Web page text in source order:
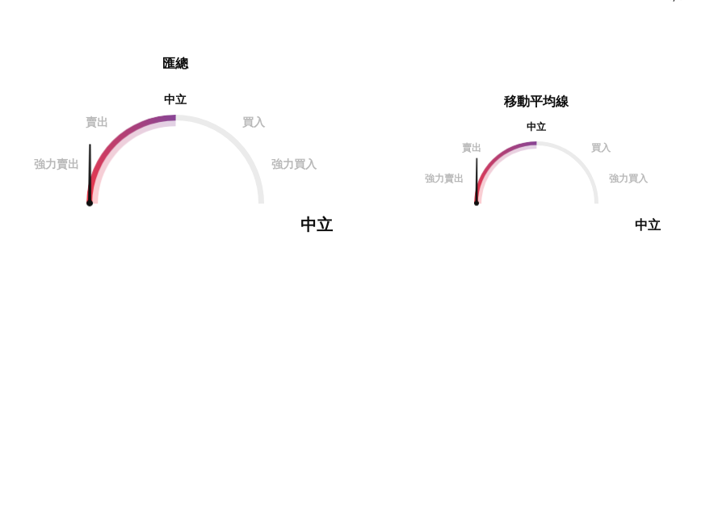
匯總
中立
賣出
買入
強力賣出 強力買入
中立
移動平均線
中立
賣出
買入
強力賣出 強力買入
中立